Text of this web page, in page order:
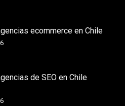
ecommerce en Chile
de SEO en Chile